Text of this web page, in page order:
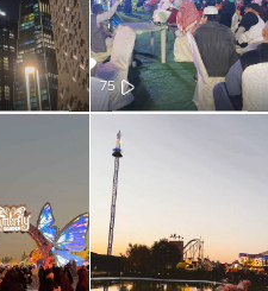
75